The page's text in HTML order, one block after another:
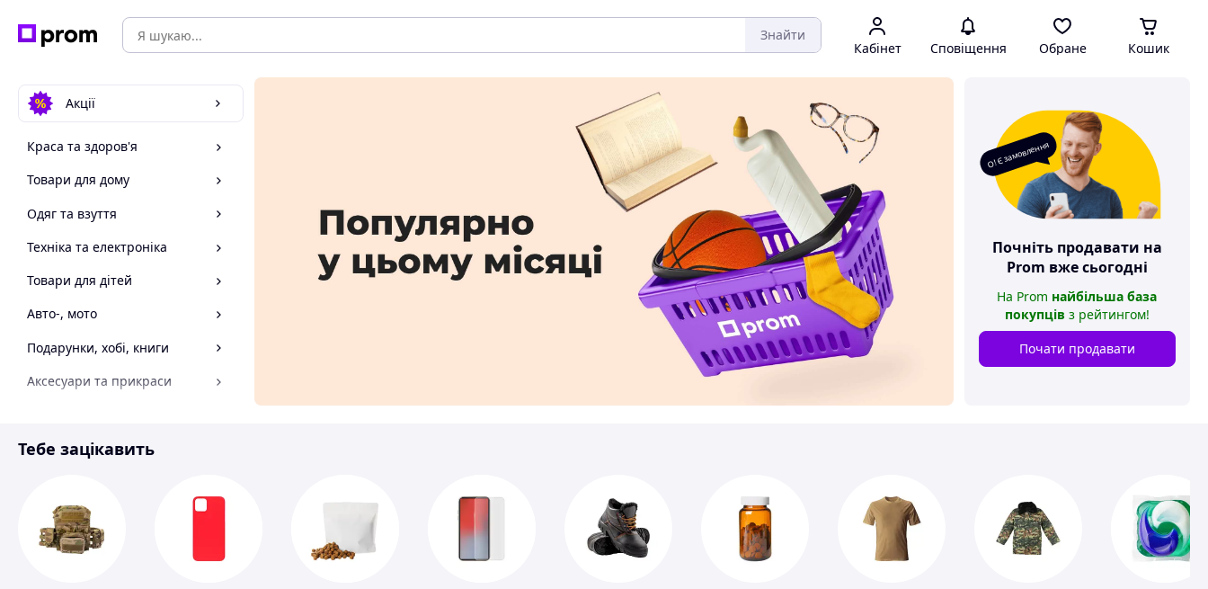
Знайти
Кабінет Сповіщення Обране Кошик
Акції
Краса та здоров'я
Товари для дому
Одяг та взуття
Техніка та електроніка
Товари для дітей
Авто-, мото
Подарунки, хобі, книги
Аксесуари та прикраси
Спорт і відпочинок
О! Є замовлення
Почніть продавати на
Prom вже сьогодні
На Prom найбільша база
покупців з рейтингом!
Почати продавати
Тебе зацікавить